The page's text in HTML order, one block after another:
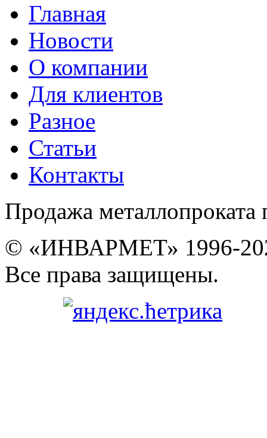
Главная
Новости
О компании
Для клиентов
Разное
Статьи
Контакты
Продажа металлопроката
© «ИНВАРМЕТ» 1996-
Все права защищены.